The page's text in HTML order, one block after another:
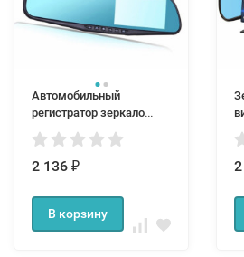
Автомобильный
регистратор зеркало
OR51
2 136 ₽
В корзину